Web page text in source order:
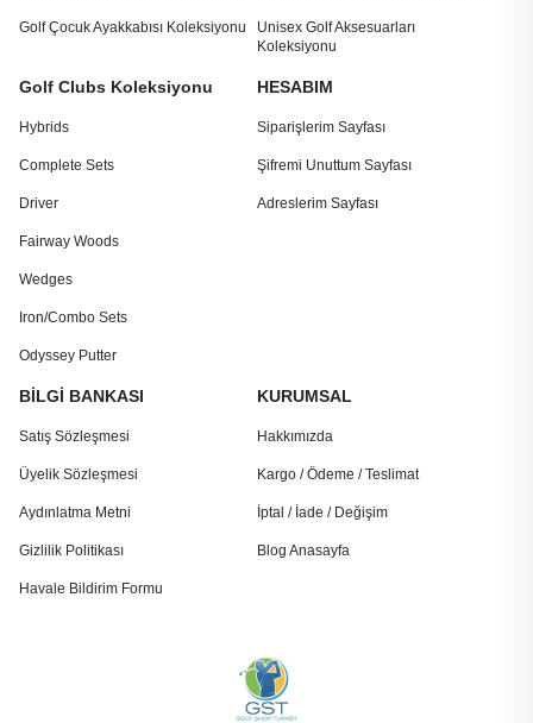
Golf Çocuk Ayakkabısı Koleksiyonu
Unisex Golf Aksesuarları
Koleksiyonu
Golf Clubs Koleksiyonu
Hybrids
Complete Sets
Driver
Fairway Woods
Wedges
Iron/Combo Sets
Odyssey Putter
HESABIM
Siparişlerim Sayfası
Şifremi Unuttum Sayfası
Adreslerim Sayfası
BİLGİ BANKASI
Satış Sözleşmesi
Üyelik Sözleşmesi
Aydınlatma Metni
Gizlilik Politikası
Havale Bildirim Formu
KURUMSAL
Hakkımızda
Kargo / Ödeme / Teslimat
İptal / İade / Değişim
Blog Anasayfa